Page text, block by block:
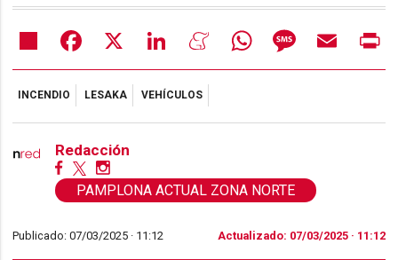
Share Facebook LinkedIn MeneameWhatsAppMessageEmail
INCENDIO LESAKA VEHÍCULOS
Redacción
PAMPLONA ACTUAL ZONA NORTE
Publicado: 07/03/2025 · 11:12 Actualizado: 07/03/2025 · 11:12